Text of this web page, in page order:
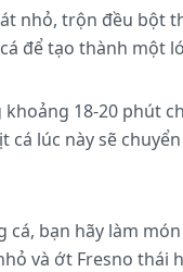
nhỏ, trộn đều bột
để tạo thành một
18-20 phút
cá lúc này sẽ
cá, bạn hãy làm
và ớt Fresno thái